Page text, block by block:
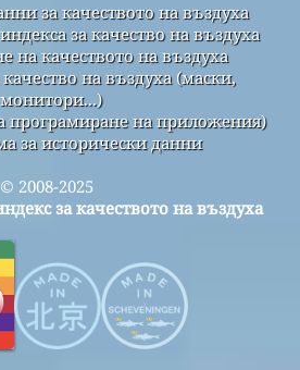
за качеството на въздуха
за качество на въздуха
на качеството на въздуха
на въздуха (маски,
монитори...)
програмиране на приложения)
за исторически данни
© 2008-2025
за качеството на въздуха